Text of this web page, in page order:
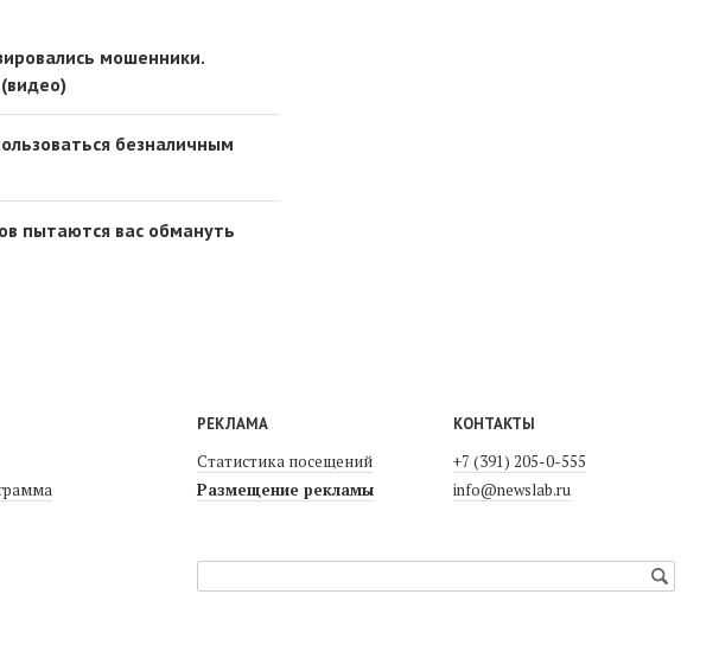
мошенники.
безналичным
пытаются вас обмануть
РЕКЛАМА
Статистика посещений
Размещение рекламы
КОНТАКТЫ
+7 (391) 205-0-555
info@newslab.ru